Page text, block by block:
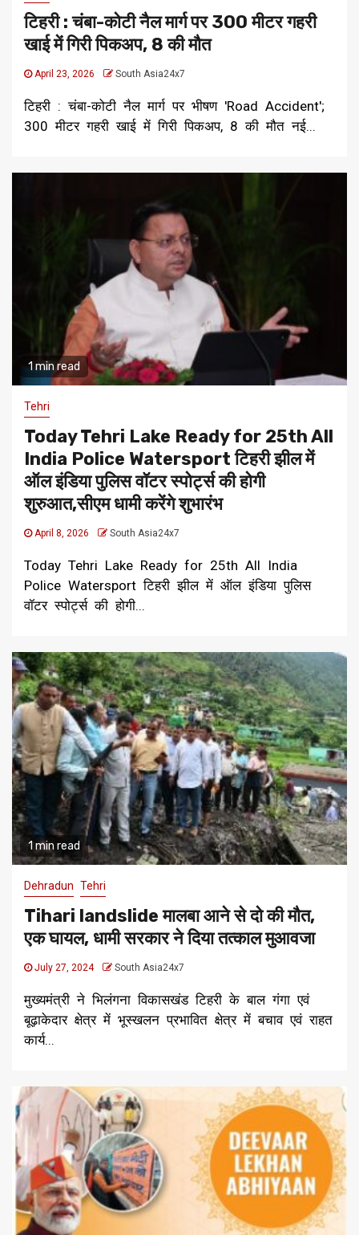
टिहरी : चंबा-कोटी नैल मार्ग पर 300 मीटर गहरी
खाई में गिरी पिकअप, 8 की मौत
April 23, 2026 South Asia24x7
टिहरी : चंबा-कोटी नैल मार्ग पर भीषण 'Road Accident';
300 मीटर गहरी खाई में गिरी पिकअप, 8 की मौत ​नई...
1 min read
Tehri
Today Tehri Lake Ready for 25th All
India Police Watersport टिहरी झील में
ऑल इंडिया पुलिस वॉटर स्पोर्ट्स की होगी
शुरुआत,सीएम धामी करेंगे शुभारंभ
April 8, 2026 South Asia24x7
Today Tehri Lake Ready for 25th All India
Police Watersport टिहरी झील में ऑल इंडिया पुलिस
वॉटर स्पोर्ट्स की होगी...
1 min read
Dehradun Tehri
Tihari landslide मालबा आने से दो की मौत,
एक घायल, धामी सरकार ने दिया तत्काल मुआवजा
July 27, 2024 South Asia24x7
मुख्यमंत्री ने भिलंगना विकासखंड टिहरी के बाल गंगा एवं
बूढ़ाकेदार क्षेत्र में भूस्खलन प्रभावित क्षेत्र में बचाव एवं राहत
कार्य...